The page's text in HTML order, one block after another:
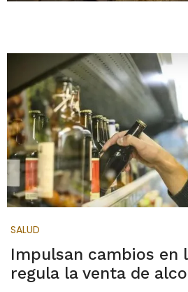
SALUD
Impulsan cambios en
regula la venta de